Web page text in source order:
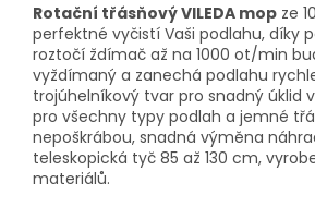
Rotační třásňový VILEDA mop ze
perfektné vyčistí Vaši podlahu, díky
roztočí ždímač až na 1000 ot/min
vyždímaný a zanechá podlahu
trojúhelníkový tvar pro snadný úklid
pro všechny typy podlah a jemné
nepoškrábou, snadná výměna
teleskopická tyč 85 až 130 cm,
materiálů.